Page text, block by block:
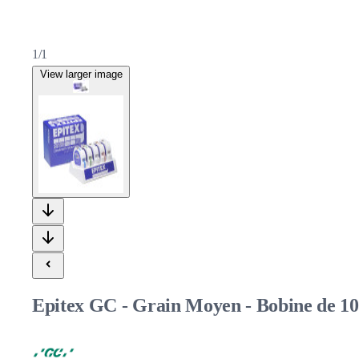
1/1
View larger image
Epitex GC - Grain Moyen - Bobine de